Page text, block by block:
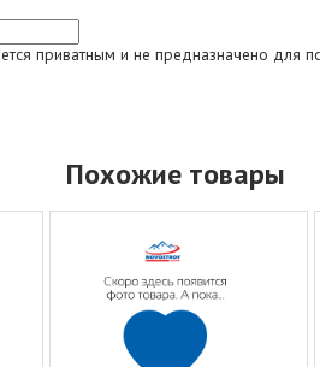
приватным и не предназначено для
Похожие товары